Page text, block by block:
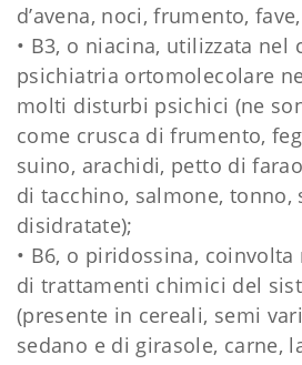
d’avena, noci, frumento,
• B3, o niacina, utilizzata nel
psichiatria ortomolecolare
molti disturbi psichici (ne
come crusca di frumento,
suino, arachidi, petto di
di tacchino, salmone, tonno,
disidratate);
• B6, o piridossina,
di trattamenti chimici del
(presente in cereali, semi
sedano e di girasole, carne,